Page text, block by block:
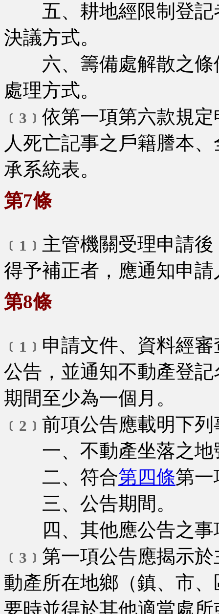
五、耕地經限制登記
決議方式。
六、籌備處解散之條
處理方式。
﹝3﹞ 依第一項第六款規
人死亡記事之戶籍謄本
承系統表。
第7條
﹝1﹞ 主管機關受理申請
得予補正者，應通知申
第8條
﹝1﹞ 申請文件、資料經
公告，並通知不動產登
期間至少為一個月。
﹝2﹞ 前項公告應載明下列
一、不動產坐落之地
二、符合第四條第一
三、公告期間。
四、其他應公告之事
﹝3﹞ 第一項公告應揭示
動產所在地鄉（鎮、市
要時並得於其他適當處